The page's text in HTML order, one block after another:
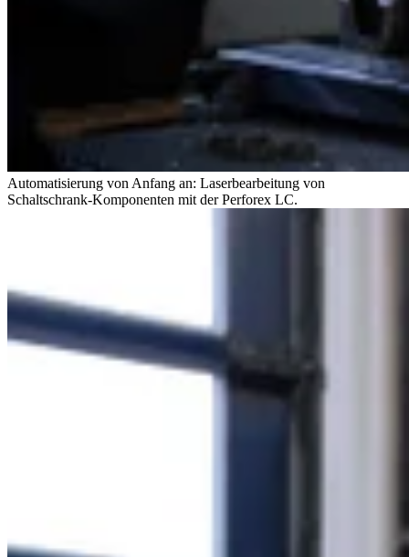
Automatisierung von Anfang an: Laserbearbeitung von
Schaltschrank-Komponenten mit der Perforex LC.